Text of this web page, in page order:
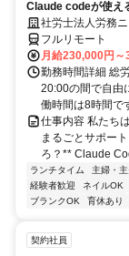
Claude codeが使え
社労士法人労務
フルリモート
月給230,000円～
勤務時間詳細 総
20:00の間で自由
働時間は8時間で
仕事内容 私たち
まるごとサポー
ろ？** Claude
ランチタイム 主婦・
経験者歓迎
ネイルOK
ブランクOK
育休あり
契約社員